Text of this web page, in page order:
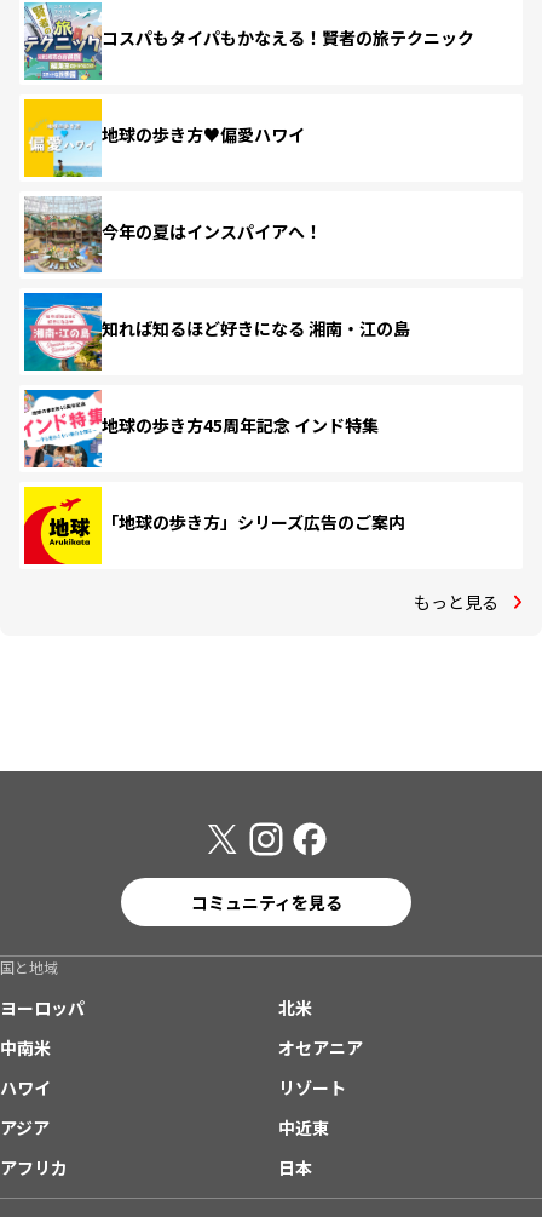
コスパもタイパもかなえる！賢者の旅テクニック
地球の歩き方♥偏愛ハワイ
今年の夏はインスパイアへ！
知れば知るほど好きになる 湘南・江の島
地球の歩き方45周年記念 インド特集
「地球の歩き方」シリーズ広告のご案内
もっと見る
コミュニティを見る
国と地域
ヨーロッパ
北米
中南米
オセアニア
ハワイ
リゾート
アジア
中近東
アフリカ
日本